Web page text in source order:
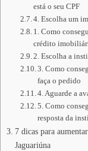
está o seu CPF
4. Escolha um
1. Como
crédito
2. Escolha a
3. Como
faça o pedido
4. Aguarde a
5. Como
resposta da
7 dicas para
Jaguariúna